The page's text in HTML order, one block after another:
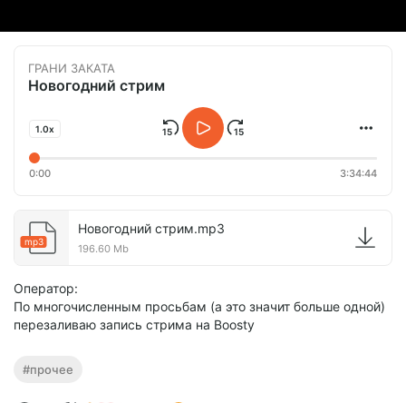
ГРАНИ ЗАКАТА
Новогодний стрим
1.0x
0:00 3:34:44
mp3
Новогодний стрим.mp3
196.60 Mb
Оператор:
По многочисленным просьбам (а это значит больше одной)
перезаливаю запись стрима на Boosty
#прочее